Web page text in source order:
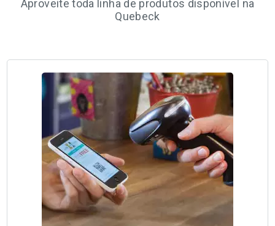
Aproveite toda linha de produtos disponível na
Quebeck